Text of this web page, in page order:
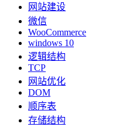
网站建设
微信
WooCommerce
windows 10
逻辑结构
TCP
网站优化
DOM
顺序表
存储结构